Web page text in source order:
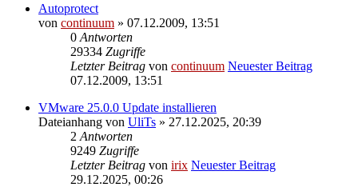
Autoprotect
von continuum » 07.12.2009, 13:51
0 Antworten
29334 Zugriffe
Letzter Beitrag von continuum Neuester Beitrag
07.12.2009, 13:51
VMware 25.0.0 Update installieren
Dateianhang von UliTs » 27.12.2025, 20:39
2 Antworten
9249 Zugriffe
Letzter Beitrag von irix Neuester Beitrag
29.12.2025, 00:26